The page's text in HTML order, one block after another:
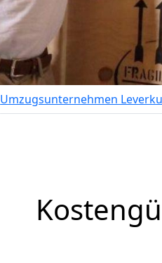
Umzugsunternehmen